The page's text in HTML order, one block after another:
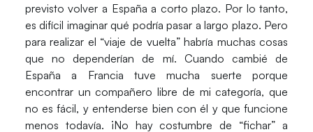
previsto volver a España a corto plazo. Por lo tanto,
es difícil imaginar qué podría pasar a largo plazo. Pero
para realizar el “viaje de vuelta” habría muchas cosas
que no dependerían de mí. Cuando cambié de
España a Francia tuve mucha suerte porque
encontrar un compañero libre de mi categoría, que
no es fácil, y entenderse bien con él y que funcione
menos todavía. ¡No hay costumbre de “fichar” a